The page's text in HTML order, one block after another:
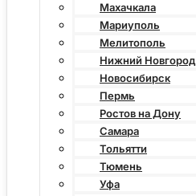
Махачкала
Мариуполь
Мелитополь
Нижний Новгород
Новосибирск
Пермь
Ростов на Дону
Самара
Тольятти
Тюмень
Уфа